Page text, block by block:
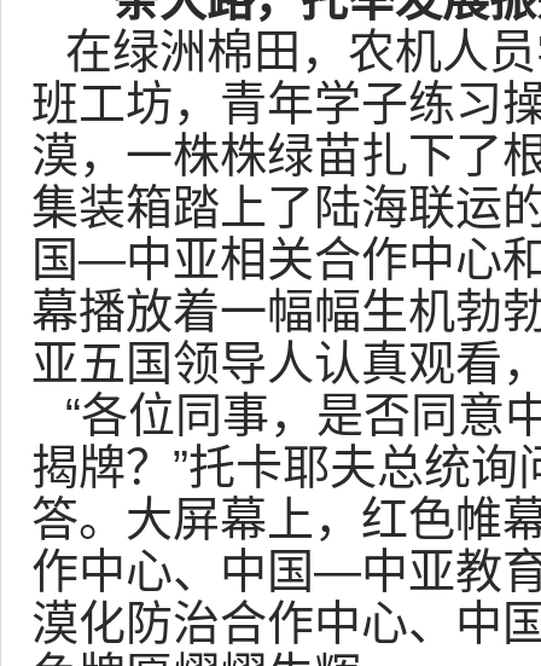
在绿洲棉田，农机人
班工坊，青年学子练习
漠，一株株绿苗扎下了
集装箱踏上了陆海联
国—中亚相关合作中心
幕播放着一幅幅生机勃
亚五国领导人认真观看
“各位同事，是否同意
揭牌？”托卡耶夫总统询
答。大屏幕上，红色帷
作中心、中国—中亚教
漠化防治合作中心、中